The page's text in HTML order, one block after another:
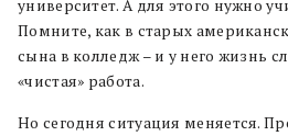
университет. А для этого нужно
Помните, как в старых
сына в колледж – и у него жизнь
«чистая» работа.
Но сегодня ситуация меняется.